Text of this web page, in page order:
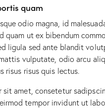
quam
odio magna, id
quam ut ex bibendum
ligula sed ante blandit
vulputate, odio arcu
risus risus quis lectus.
sit amet, consetetur
tempor invidunt ut